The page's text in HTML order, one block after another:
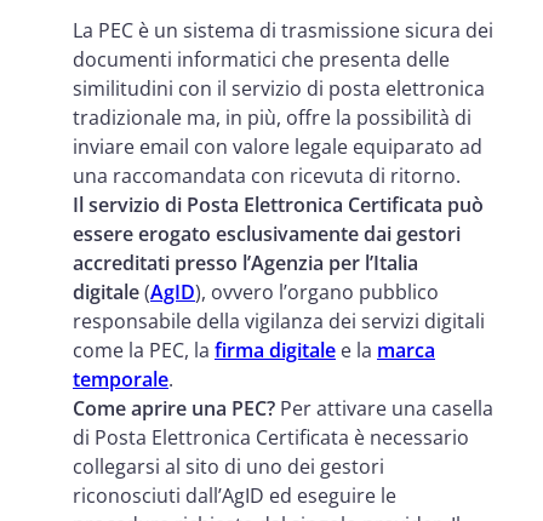
La PEC è un sistema di trasmissione sicura dei
documenti informatici che presenta delle
similitudini con il servizio di posta elettronica
tradizionale ma, in più, offre la possibilità di
inviare email con valore legale equiparato ad
una raccomandata con ricevuta di ritorno.
Il servizio di Posta Elettronica Certificata può
essere erogato esclusivamente dai gestori
accreditati presso l’Agenzia per l’Italia
digitale(AgID), ovvero l’organo pubblico
responsabile della vigilanza dei servizi digitali
come la PEC, la firma digitale e la marca
temporale.
Come aprire una PEC? Per attivare una casella
di Posta Elettronica Certificata è necessario
collegarsi al sito di uno dei gestori
riconosciuti dall’AgID ed eseguire le